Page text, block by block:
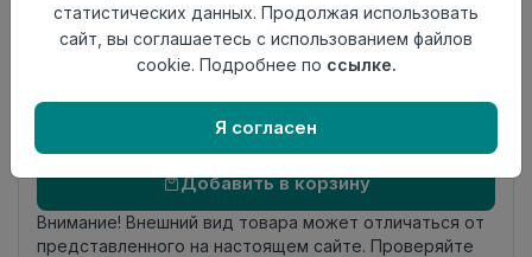
Страна
происхождения
Узбекистан
Добавить в корзину
Внимание! Внешний вид товара может отличаться от
представленного на настоящем сайте. Проверяйте
статистических данных. Продолжая использовать
сайт, вы соглашаетесь с использованием файлов
cookie. Подробнее по ссылке.
Я согласен